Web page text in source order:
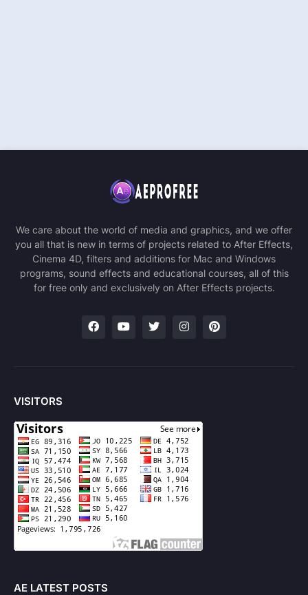
We care about the world of media and graphics, and we offer
you all that is new in terms of projects related to After Effects,
Cinema 4D, filters and additions for Mac and Windows
programs, sound effects and educational courses, all of this
for free only and exclusively on After Effects projects.
VISITORS
AE LATEST POSTS